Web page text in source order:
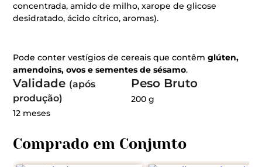
concentrada, amido de milho, xarope de glicose
desidratado, ácido cítrico, aromas).
Pode conter vestígios de cereais que contêmglúten,
amendoins, ovos e sementes de sésamo.
Validade (após
produção)
12 meses
Peso Bruto
200 g